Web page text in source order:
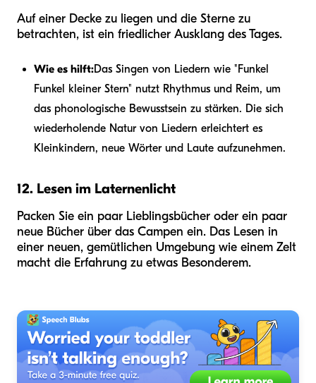
Auf einer Decke zu liegen und die Sterne zu
betrachten, ist ein friedlicher Ausklang des Tages.
Wie es hilft:Das Singen von Liedern wie "Funkel
Funkel kleiner Stern" nutzt Rhythmus und Reim, um
das phonologische Bewusstsein zu stärken. Die sich
wiederholende Natur von Liedern erleichtert es
Kleinkindern, neue Wörter und Laute aufzunehmen.
12. Lesen im Laternenlicht
Packen Sie ein paar Lieblingsbücher oder ein paar
neue Bücher über das Campen ein. Das Lesen in
einer neuen, gemütlichen Umgebung wie einem Zelt
macht die Erfahrung zu etwas Besonderem.